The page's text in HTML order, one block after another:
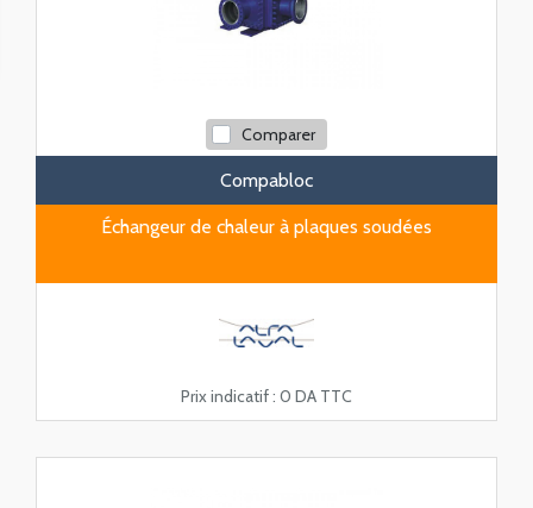
Comparer
Compabloc
Échangeur de chaleur à plaques soudées
Prix indicatif : 0 DA TTC